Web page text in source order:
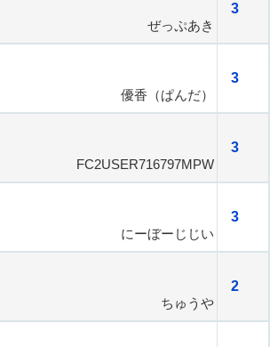
3
ぜっぷあき
3
優香（ぱんだ）
3
FC2USER716797MPW
3
にーぼーじじい
2
ちゅうや